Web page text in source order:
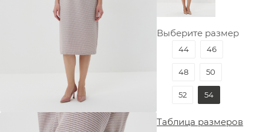
Выберите размер
44 46
48 50
52 54
Таблица размеров